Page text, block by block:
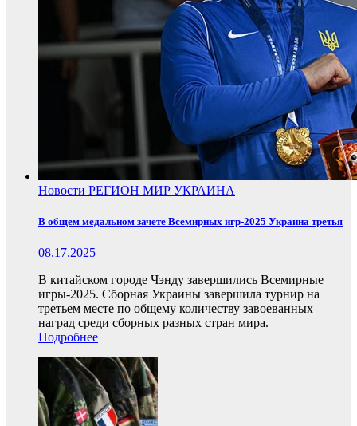
Новости РЕГИОН МИР УКРАИНА
В общем медальном зачете Всемирных игр-2025 Украина третья
08.17.2025
В китайском городе Чэнду завершились Всемирные
игры-2025. Сборная Украины завершила турнир на
третьем месте по общему количеству завоеванных
наград среди сборных разных стран мира.
Подробнее